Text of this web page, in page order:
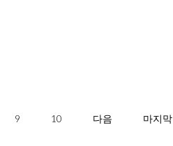
9 10 다음 마지막